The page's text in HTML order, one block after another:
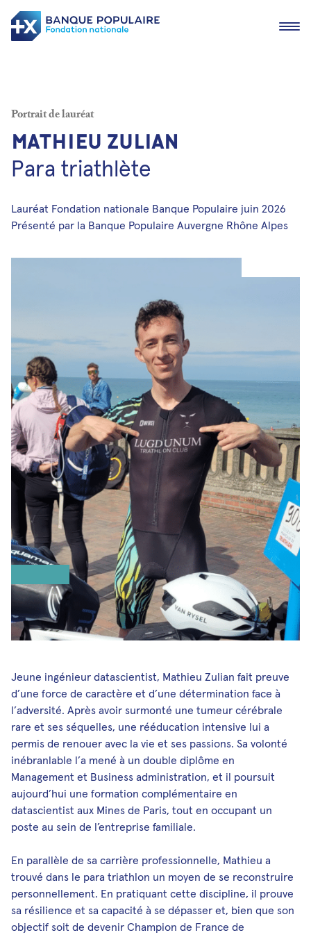
Devenir lauréat
Médias et publications
Newsletters
Les Musicales de Bagatelle
Facebook
Instagram
Linkedin
Youtube
SoundCloud
Portrait de lauréat
Mathieu ZULIAN
Para triathlète
Lauréat Fondation nationale Banque Populaire juin 2026
Présenté par la Banque Populaire Auvergne Rhône Alpes
Jeune ingénieur datascientist, Mathieu Zulian fait preuve
d’une force de caractère et d’une détermination face à
l’adversité. Après avoir surmonté une tumeur cérébrale
rare et ses séquelles, une rééducation intensive lui a
permis de renouer avec la vie et ses passions. Sa volonté
inébranlable l’a mené à un double diplôme en
Management et Business administration, et il poursuit
aujourd’hui une formation complémentaire en
datascientist aux Mines de Paris, tout en occupant un
poste au sein de l’entreprise familiale.
En parallèle de sa carrière professionnelle, Mathieu a
trouvé dans le para triathlon un moyen de se reconstruire
personnellement. En pratiquant cette discipline, il prouve
sa résilience et sa capacité à se dépasser et, bien que son
objectif soit de devenir Champion de France de